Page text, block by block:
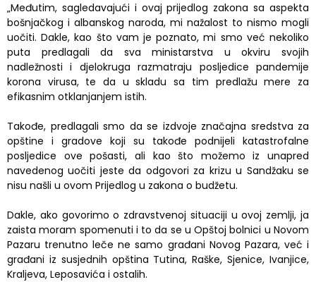
„Međutim, sagledavajući i ovaj prijedlog zakona sa aspekta
bošnjačkog i albanskog naroda, mi nažalost to nismo mogli
uočiti. Dakle, kao što vam je poznato, mi smo već nekoliko
puta predlagali da sva ministarstva u okviru svojih
nadležnosti i djelokruga razmatraju posljedice pandemije
korona virusa, te da u skladu sa tim predlažu mere za
efikasnim otklanjanjem istih.
Takođe, predlagali smo da se izdvoje značajna sredstva za
opštine i gradove koji su takođe podnijeli katastrofalne
posljedice ove pošasti, ali kao što možemo iz unapred
navedenog uočiti jeste da odgovori za krizu u Sandžaku se
nisu našli u ovom Prijedlog u zakona o budžetu.
Dakle, ako govorimo o zdravstvenoj situaciji u ovoj zemlji, ja
zaista moram spomenuti i to da se u Opštoj bolnici u Novom
Pazaru trenutno leče ne samo građani Novog Pazara, već i
građani iz susjednih opština Tutina, Raške, Sjenice, Ivanjice,
Kraljeva, Leposavića i ostalih.